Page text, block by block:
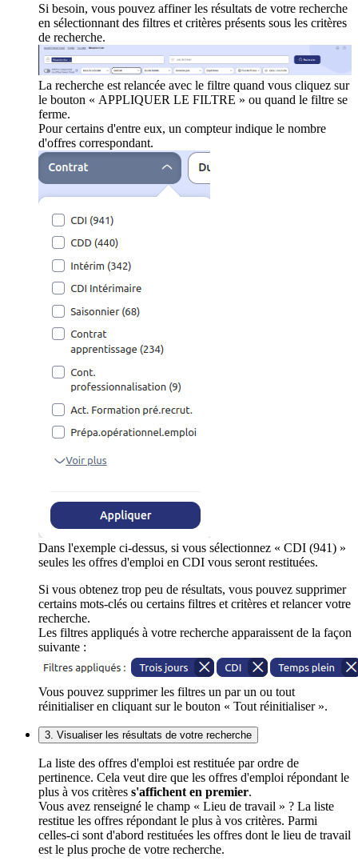
Si besoin, vous pouvez affiner les résultats de votre recherche
en sélectionnant des filtres et critères présents sous les critères
de recherche.
La recherche est relancée avec le filtre quand vous cliquez sur
le bouton « APPLIQUER LE FILTRE » ou quand le filtre se
ferme.
Pour certains d'entre eux, un compteur indique le nombre
d'offres correspondant.
Dans l'exemple ci-dessus, si vous sélectionnez « CDI (941) »
seules les offres d'emploi en CDI vous seront restituées.
Si vous obtenez trop peu de résultats, vous pouvez supprimer
certains mots-clés ou certains filtres et critères et relancer votre
recherche.
Les filtres appliqués à votre recherche apparaissent de la façon
suivante :
Vous pouvez supprimer les filtres un par un ou tout
réinitialiser en cliquant sur le bouton « Tout réinitialiser ».
3. Visualiser les résultats de votre recherche
La liste des offres d'emploi est restituée par ordre de
pertinence. Cela veut dire que les offres d'emploi répondant le
plus à vos critères s'affichent en premier.
Vous avez renseigné le champ « Lieu de travail » ? La liste
restitue les offres répondant le plus à vos critères. Parmi
celles-ci sont d'abord restituées les offres dont le lieu de travail
est le plus proche de votre recherche.